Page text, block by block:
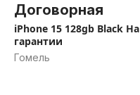
Договорная
iPhone 15 128gb Black На
гарантии
Гомель